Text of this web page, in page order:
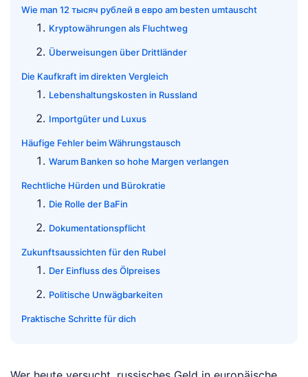
Wie man 12 тысяч рублей в евро am besten umtauscht
Kryptowährungen als Fluchtweg
Überweisungen über Drittländer
Die Kaufkraft im direkten Vergleich
Lebenshaltungskosten in Russland
Importgüter und Luxus
Häufige Fehler beim Währungstausch
Warum Banken so hohe Margen verlangen
Rechtliche Hürden und Bürokratie
Die Rolle der BaFin
Dokumentationspflicht
Zukunftsaussichten für den Rubel
Der Einfluss des Ölpreises
Politische Unwägbarkeiten
Praktische Schritte für dich